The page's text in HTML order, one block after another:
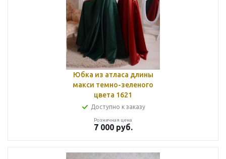
Юбка из атласа длины
макси темно-зеленого
цвета 1621
Доступно к заказу
Розничная цена
7 000руб.